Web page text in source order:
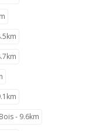
- 9.6km